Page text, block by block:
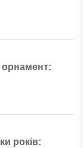
орнамент:
років: